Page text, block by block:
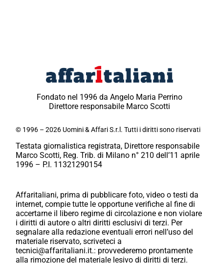
Fondato nel 1996 da Angelo Maria Perrino
Direttore responsabile Marco Scotti
© 1996 – 2026 Uomini & Affari S.r.l. Tutti i diritti sono riservati
Testata giornalistica registrata, Direttore responsabile
Marco Scotti, Reg. Trib. di Milano n° 210 dell’11 aprile
1996 – P.I. 11321290154
Affaritaliani, prima di pubblicare foto, video o testi da
internet, compie tutte le opportune verifiche al fine di
accertarne il libero regime di circolazione e non violare
i diritti di autore o altri diritti esclusivi di terzi. Per
segnalare alla redazione eventuali errori nell’uso del
materiale riservato, scriveteci a
tecnici@affaritaliani.it.: provvederemo prontamente
alla rimozione del materiale lesivo di diritti di terzi.